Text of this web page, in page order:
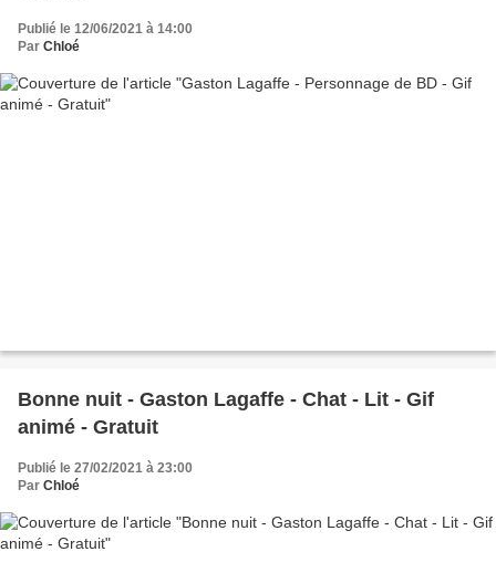
Publié le 12/06/2021 à 14:00
Par Chloé
Bonne nuit - Gaston Lagaffe - Chat - Lit - Gif
animé - Gratuit
Publié le 27/02/2021 à 23:00
Par Chloé